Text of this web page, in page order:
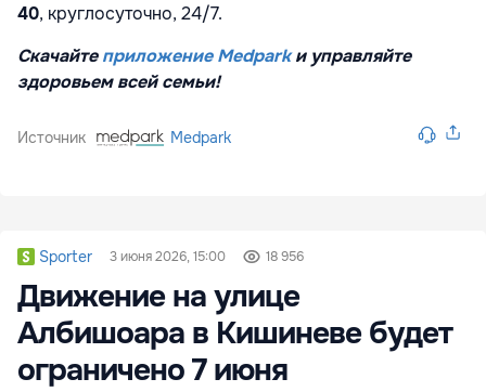
40, круглосуточно, 24/7.
Скачайтеприложение Medparkи управляйте
здоровьем всей семьи!
Источник Medpark
Sporter 3 июня 2026, 15:00 18 956
Движение на улице
Албишоара в Кишиневе будет
ограничено 7 июня